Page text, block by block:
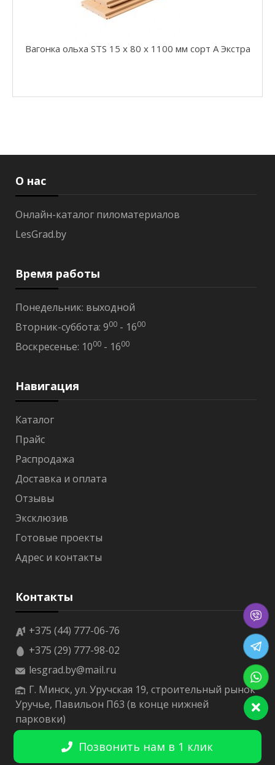
В
н
ь
а
S
S
В
о
а
л
х
е
е
н
а
я
В
а
о
н
к
а
л
а
р
о
В
а
г
о
н
к
Вагонка ольха STS 15 x 80 x 1100 мм сорт А Экстра
Позвонить нам в 1 клик
О нас
Онлайн-каталог пиломатериалов
LesGrad.by
Время работы
Понедельник: выходной
Вторник-суббота: 900 - 1600
Воскресенье: 1000 - 1600
Навигация
Каталог
Прайс
Распродажа
Доставка и оплата
Отзывы
Эксклюзив
Готовые проекты
Адрес и контакты
Контакты
+375 (44) 777-06-76
+375 (29) 777-98-02
lesgrad.by@mail.ru
Г. Минск, ул. Уручская 19, строительный рынок
Уручье, Павильон П63 (в конце нижней
парковки)